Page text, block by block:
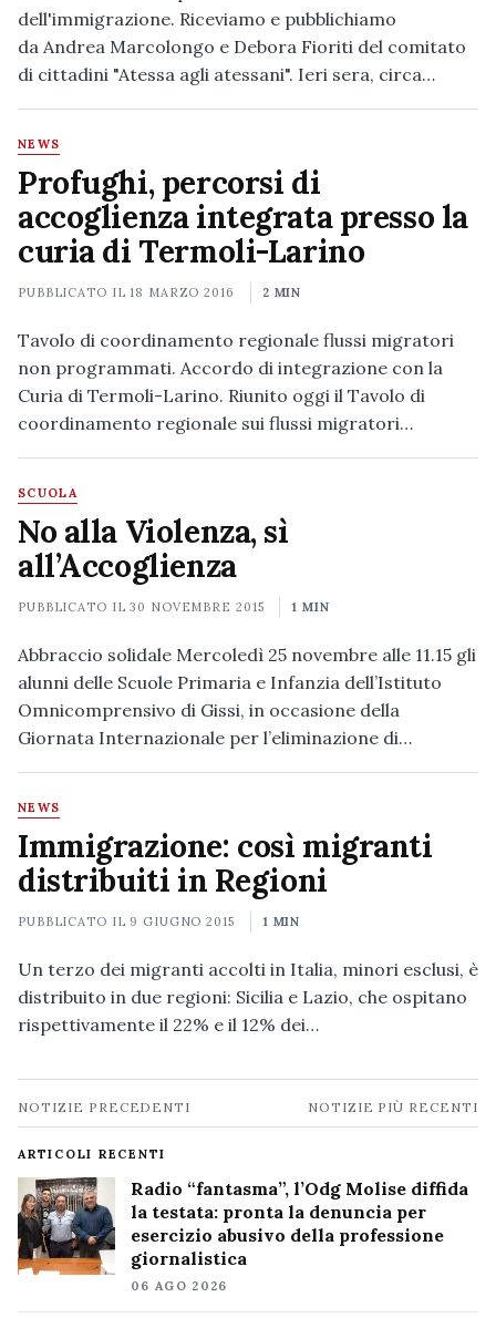
dell'immigrazione. Riceviamo e pubblichiamo
da Andrea Marcolongo e Debora Fioriti del comitato
di cittadini "Atessa agli atessani". Ieri sera, circa…
NEWS
Profughi, percorsi di
accoglienza integrata presso la
curia di Termoli-Larino
PUBBLICATO IL18 MARZO 2016 2 MIN
Tavolo di coordinamento regionale flussi migratori
non programmati. Accordo di integrazione con la
Curia di Termoli-Larino. Riunito oggi il Tavolo di
coordinamento regionale sui flussi migratori…
SCUOLA
No alla Violenza, sì
all’Accoglienza
PUBBLICATO IL30 NOVEMBRE 2015 1 MIN
Abbraccio solidale Mercoledì 25 novembre alle 11.15 gli
alunni delle Scuole Primaria e Infanzia dell’Istituto
Omnicomprensivo di Gissi, in occasione della
Giornata Internazionale per l’eliminazione di…
NEWS
Immigrazione: così migranti
distribuiti in Regioni
PUBBLICATO IL 9 GIUGNO 2015 1 MIN
Un terzo dei migranti accolti in Italia, minori esclusi, è
distribuito in due regioni: Sicilia e Lazio, che ospitano
rispettivamente il 22% e il 12% dei…
Navigazione
notizie
NOTIZIE PRECEDENTI NOTIZIE PIÙ RECENTI
ARTICOLI RECENTI
Radio “fantasma”, l’Odg Molise diffida
la testata: pronta la denuncia per
esercizio abusivo della professione
giornalistica
06 AGO 2026